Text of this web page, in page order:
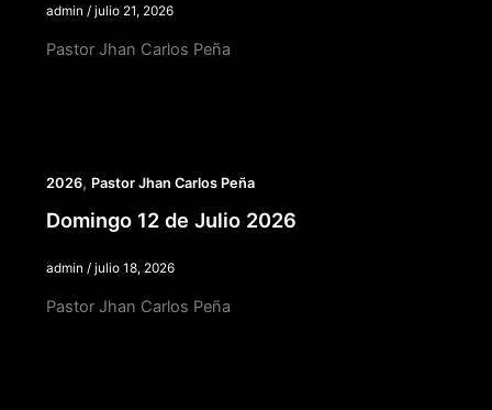
admin / julio 21, 2026
Pastor Jhan Carlos Peña
2026, Pastor Jhan Carlos Peña
Domingo 12 de Julio 2026
admin / julio 18, 2026
Pastor Jhan Carlos Peña